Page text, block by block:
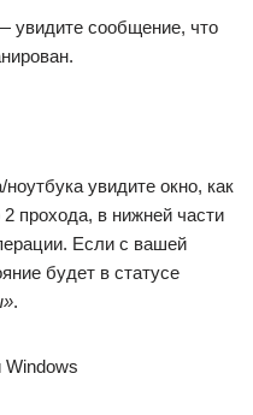
увидите сообщение, что
увидите окно, как
прохода, в нижней части
Если с вашей
будет в статусе
.